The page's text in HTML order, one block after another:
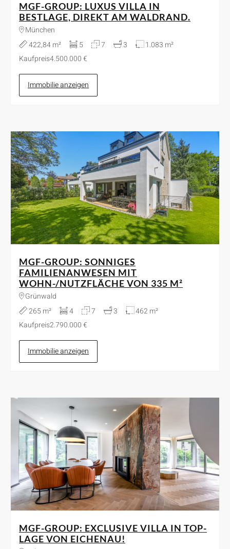
MGF-GROUP: LUXUS VILLA IN
BESTLAGE, DIREKT AM WALDRAND.
München
422,84 m²
5 7 3
1.083 m²
Kaufpreis4.500.000 €
Immobilie anzeigen
MGF-GROUP: SONNIGES
FAMILIENANWESEN MIT
WOHN-/NUTZFLÄCHE VON 335 M²
Grünwald
265 m²
4 7 3
462 m²
Kaufpreis2.790.000 €
Immobilie anzeigen
MGF-GROUP: EXCLUSIVE VILLA IN TOP-
LAGE VON EICHENAU!